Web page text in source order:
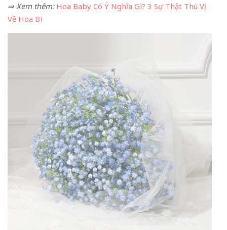
⇒ Xem thêm: Hoa Baby Có Ý Nghĩa Gì? 3 Sự Thật Thú Vị
Về Hoa Bi